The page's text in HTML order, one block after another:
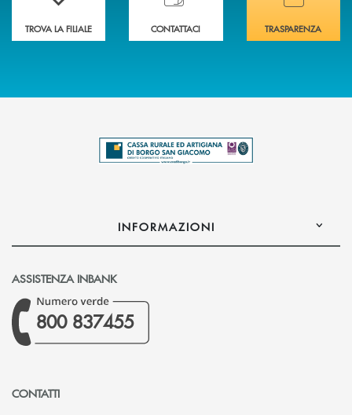
TROVA LA FILIALE CONTATTACI TRASPARENZA
INFORMAZIONI
ASSISTENZA INBANK
800 837455
CONTATTI